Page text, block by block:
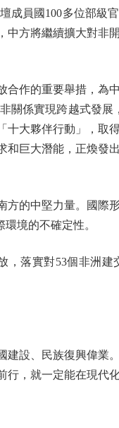
成員國100多位部級
方將繼續擴大對非
作的重要舉措，為
係實現跨越式發展
大夥伴行動」，取
巨大潛能，正煥發
的中堅力量。國際
境的不確定性。
落實對53個非洲建
設、民族復興偉業
行，就一定能在現代